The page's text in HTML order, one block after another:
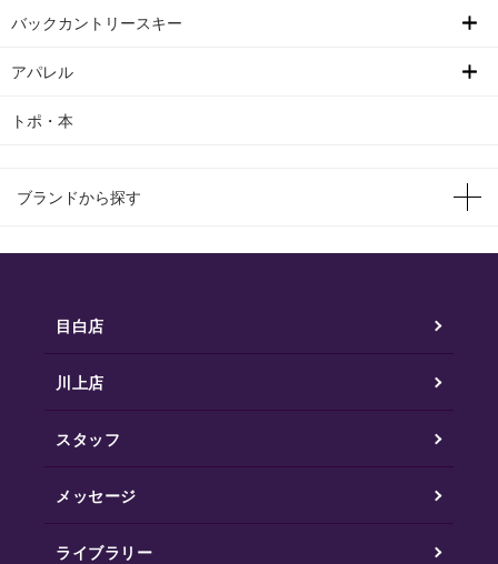
バックカントリースキー
アパレル
トポ・本
ブランドから探す
目白店
川上店
スタッフ
メッセージ
ライブラリー